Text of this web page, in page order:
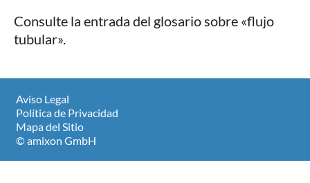
Consulte la entrada del glosario sobre «flujo
tubular».
Aviso Legal
Política de Privacidad
Mapa del Sitio
© amixon GmbH